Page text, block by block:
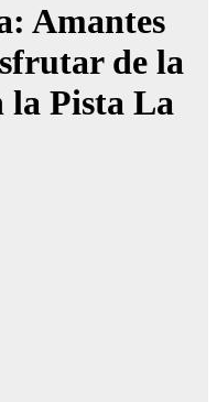
Amantes
de la
la Pista La